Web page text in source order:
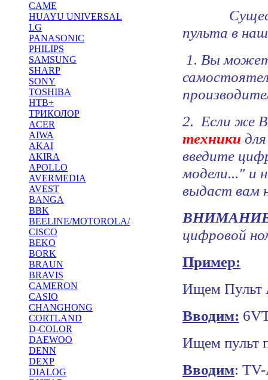
CAME
HUAYU UNIVERSAL
LG
PANASONIC
PHILIPS
SAMSUNG
SHARP
SONY
TOSHIBA
НТВ+
ТРИКОЛОР
ACER
AIWA
AKAI
AKIRA
APOLLO
AVERMEDIA
AVEST
BANGA
BBK
BEELINE/MOTOROLA/
CISCO
BEKO
BORK
BRAUN
BRAVIS
CAMERON
CASIO
CHANGHONG
CORTLAND
D-COLOR
DAEWOO
DENN
DEXP
DIALOG
пульта в
1. Вы
2. Если же
техники
введите
модели..." и
выдаст вам
цифровой
Пример:
Ищем
Вводим:
Ищем пульт
Вводим: